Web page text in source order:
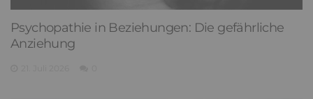
Psychopathie in Beziehungen: Die gefährliche
Anziehung